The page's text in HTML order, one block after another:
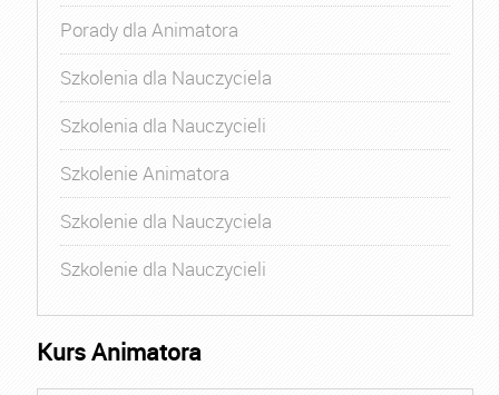
Porady dla Animatora
Szkolenia dla Nauczyciela
Szkolenia dla Nauczycieli
Szkolenie Animatora
Szkolenie dla Nauczyciela
Szkolenie dla Nauczycieli
Kurs Animatora